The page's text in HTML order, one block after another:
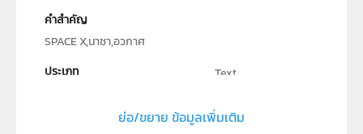
คำสำคัญ
SPACE X,นาซา,อวกาศ
ประเภท
Text
สถาบันส่งเสริมการสอนวิทยาศาสตร์และเทคโนโลยี
ย่อ/ขยาย ข้อมูลเพิ่มเติม